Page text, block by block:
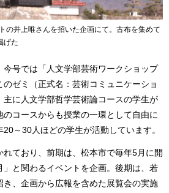
の井上唯さんを招いた企画にて。古布を集めて
げた
今号では「人文学部芸術ワークショップ
ゼミ（正式名：芸術コミュニケーショ
主に人文学部哲学芸術論コースの学生が
コースからも授業の一環として自由に
～30人ほどの学生が活動しています。
ており、前期は、松本市で毎年5月に開
と関わるイベントを企画。後期は、若
、企画から広報を含めた展覧会の実施